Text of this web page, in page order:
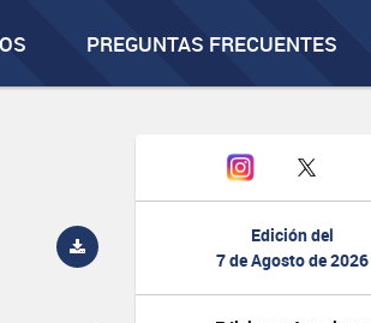
PREGUNTAS FRECUENTES
Edición del
7 de Agosto de 2026